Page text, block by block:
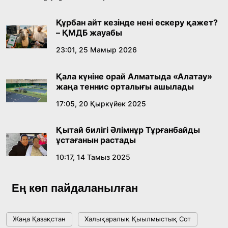
лингвомәдени сипаты
09:21, 21 Шілде 2026
Абайдың адам тәрбиесі туралы
18:59, 20 Шілде 2026
Жасанды интеллект: адамзаттың көмекшісі
18:16, 20 Шілде 2026
жетістіктері мен даму бағыты
Құрбан айт кезінде нені ескеру қажет?
– ҚМДБ жауабы
23:01, 25 Мамыр 2026
Қала күніне орай Алматыда «Алатау»
жаңа теннис орталығы ашылады
17:05, 20 Қыркүйек 2025
Қытай билігі Әлімнұр Тұрғанбайды
ұстағанын растады
10:17, 14 Тамыз 2025
Ең көп пайдаланылған
Жаңа Қазақстан Халықаралық Қыылмыстық Сот